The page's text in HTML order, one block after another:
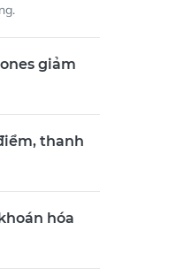
giảm
thanh
hóa